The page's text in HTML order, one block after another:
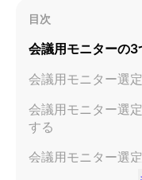
目次
会議用モニターの
会議用モニター選
会議用モニター選
する
会議用モニター選